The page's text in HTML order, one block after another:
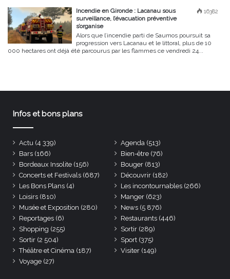
16382
Incendie en Gironde : Lacanau sous
surveillance, l’évacuation préventive
s’organise
Alors que l’incendie parti de Saumos poursuit sa
progression vers Lacanau et le littoral, plus de 10
000 hectares ont déjà été parcourus par les flammes ce vendredi 24...
Infos et bons plans
Actu (4 339) Agenda (513)
Bars (166) Bien-être (76)
Bordeaux Insolite (156) Bouger (813)
Concerts et Festivals (687) Découvrir (182)
Les Bons Plans (4) Les incontournables (266)
Loisirs (810) Manger (623)
Musée et Exposition (280) News (5 876)
Reportages (6) Restaurants (446)
Shopping (255) Sortir (289)
Sortir (2 504) Sport (375)
Théâtre et Cinéma (187) Visiter (149)
Voyage (27)